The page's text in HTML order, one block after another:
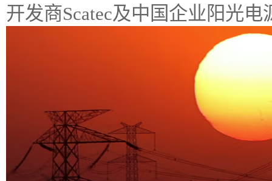
开发商Scatec及中国企业阳光电